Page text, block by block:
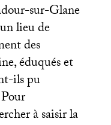
sur-Glane
lieu de
des
éduqués et
ils pu
à saisir la